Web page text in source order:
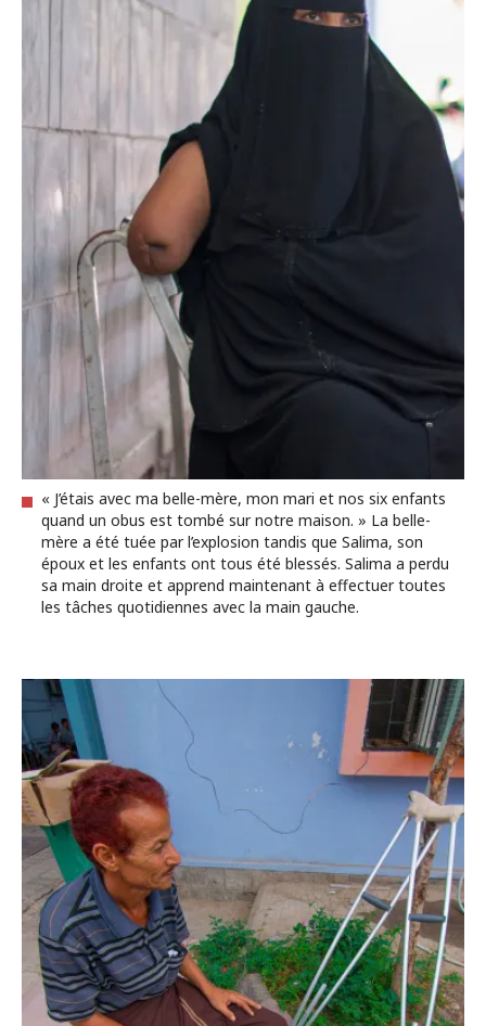
« J’étais avec ma belle-mère, mon mari et nos six enfants
quand un obus est tombé sur notre maison. » La belle-
mère a été tuée par l’explosion tandis que Salima, son
époux et les enfants ont tous été blessés. Salima a perdu
sa main droite et apprend maintenant à effectuer toutes
les tâches quotidiennes avec la main gauche.